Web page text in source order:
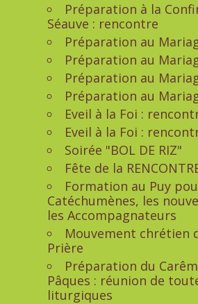
Préparation à la
Séauve : rencontre
Préparation au
Préparation au
Préparation au
Préparation au
Eveil à la Foi :
Eveil à la Foi :
Soirée "BOL DE RIZ"
Fête de la
Formation au Puy
Catéchumènes, les
les Accompagnateurs
Mouvement chrétien
Prière
Préparation du
Pâques : réunion de
liturgiques